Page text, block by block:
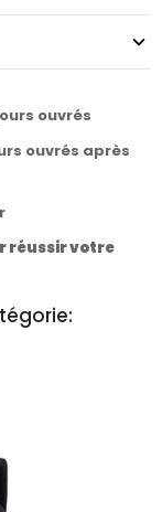
ouvrés
ouvrés après
réussir votre